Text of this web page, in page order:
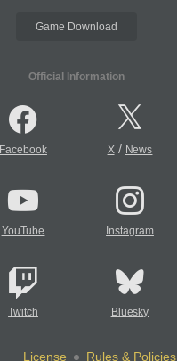
Game Download
Official Information
Facebook X/ News
YouTube Instagram
Twitch Bluesky
License
Rules & Policies